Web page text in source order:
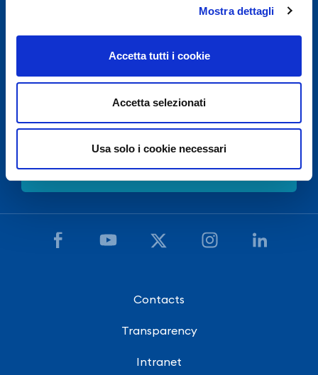
Mostra dettagli
Accetta tutti i cookie
Accetta selezionati
Usa solo i cookie necessari
For security reasons and in accordance with E.N.A.C.
Airport is closed from 10.30pm to 3.30am, except for
exceptional flight delays.
Need Help?
Contacts
Transparency
Intranet